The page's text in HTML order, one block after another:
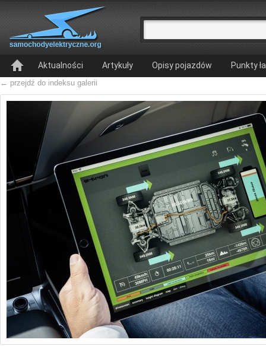
Aktualności Artykuły Opisy pojazdów Punkty
← przejdź do indeksu galerii